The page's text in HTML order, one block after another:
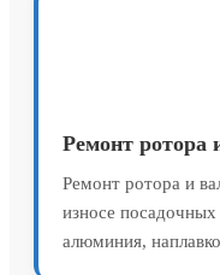
Ремонт ротора
Ремонт ротора и
износе посадочных
алюминия,